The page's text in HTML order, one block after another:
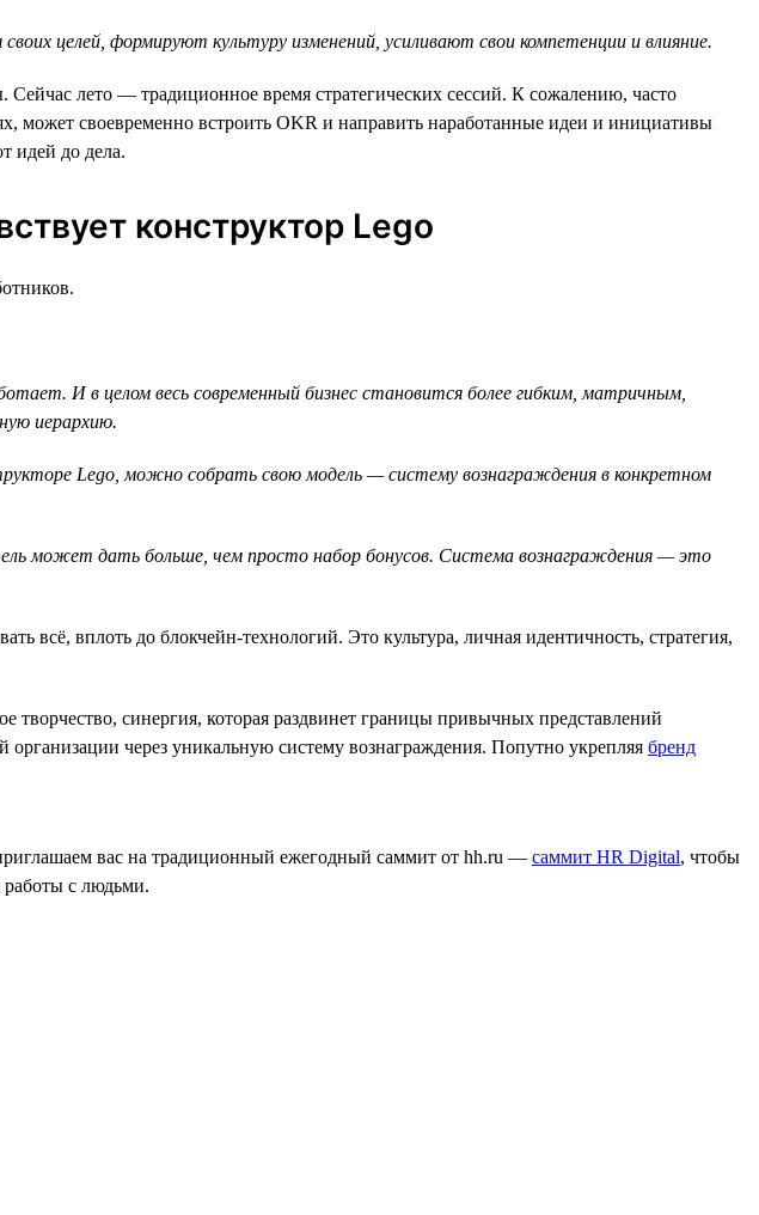
целей, формируют культуру изменений, усиливают свои компетенции и влияние.
лето — традиционное время стратегических сессий. К сожалению, часто
может своевременно встроить OKR и направить наработанные идеи и инициативы
идей до дела.
конструктор Lego
И в целом весь современный бизнес становится более гибким, матричным,
иерархию.
Lego, можно собрать свою модель — систему вознаграждения в конкретном
может дать больше, чем просто набор бонусов. Система вознаграждения — это
всё, вплоть до блокчейн-технологий. Это культура, личная идентичность, стратегия,
синергия, которая раздвинет границы привычных представлений
через уникальную систему вознаграждения. Попутно укрепляя бренд
вас на традиционный ежегодный саммит от hh.ru — саммит HR Digital, чтобы
работы с людьми.